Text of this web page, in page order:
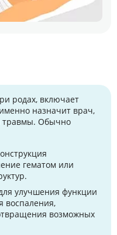
родах, включает
назначит врач,
травмы. Обычно
гематом или
улучшения функции
воспаления,
возможных